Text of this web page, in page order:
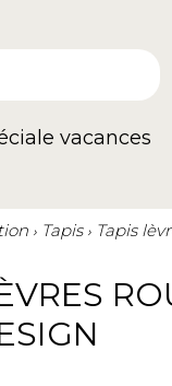
vacances
Tapis Tapis